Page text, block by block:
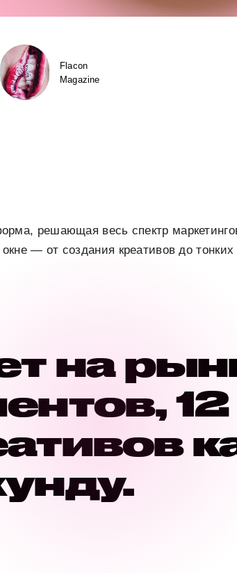
Flacon
Magazine
решающая весь спектр
— от создания креативов до
на